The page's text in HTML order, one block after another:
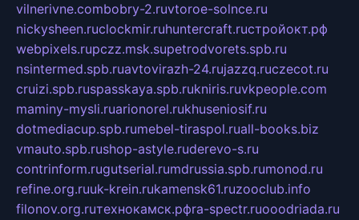
vilnerivne.combobry-2.ruvtoroe-solnce.ru
nickysheen.ruclockmir.ruhuntercraft.ruстройокт.рф
webpixels.rupczz.msk.supetrodvorets.spb.ru
nsintermed.spb.ruavtovirazh-24.rujazzq.ruczecot.ru
cruizi.spb.ruspasskaya.spb.rukniris.ruvkpeople.com
maminy-mysli.ruarionorel.rukhuseniosif.ru
dotmediacup.spb.rumebel-tiraspol.ruall-books.biz
vmauto.spb.rushop-astyle.ruderevo-s.ru
contrinform.rugutserial.rumdrussia.spb.rumonod.ru
refine.org.ruuk-krein.rukamensk61.ruzooclub.info
filonov.org.ruтехнокамск.рфra-spectr.ruooodriada.ru